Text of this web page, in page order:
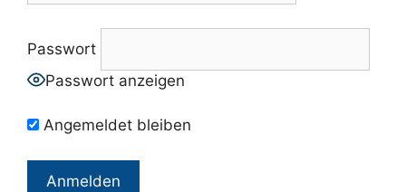
Passwort
Passwort anzeigen
Angemeldet bleiben